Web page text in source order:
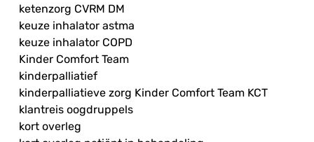
ketenzorg CVRM DM
keuze inhalator astma
keuze inhalator COPD
Kinder Comfort Team
kinderpalliatief
kinderpalliatieve zorg Kinder Comfort Team KCT
klantreis oogdruppels
kort overleg